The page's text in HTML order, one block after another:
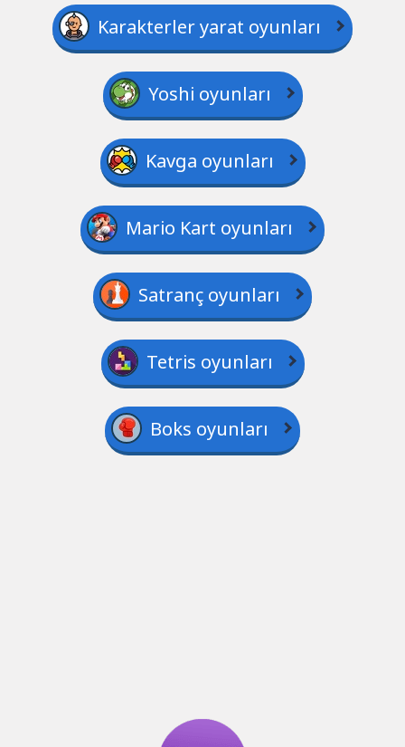
Karakterler yarat oyunları
Yoshi oyunları
Kavga oyunları
Mario Kart oyunları
Satranç oyunları
Tetris oyunları
Boks oyunları